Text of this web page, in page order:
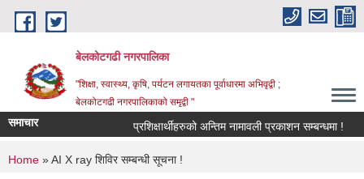
Skip to main content
बेलकोटगढी नगरपालिका
"शिक्षा, स्वास्थ्य, कृषि, पर्यटन लगायतका पूर्वाधारमा अभिवृद्वी ;
बेलकोटगढी नगरपालिकाको समृद्वी "
समाचार प्रशिक्षार्थीहरुको अन्तिम नामावली प्रकाशन सम्बन्धमा !
You are here
Home » AI X ray शिविर सम्बन्धी सूचना !